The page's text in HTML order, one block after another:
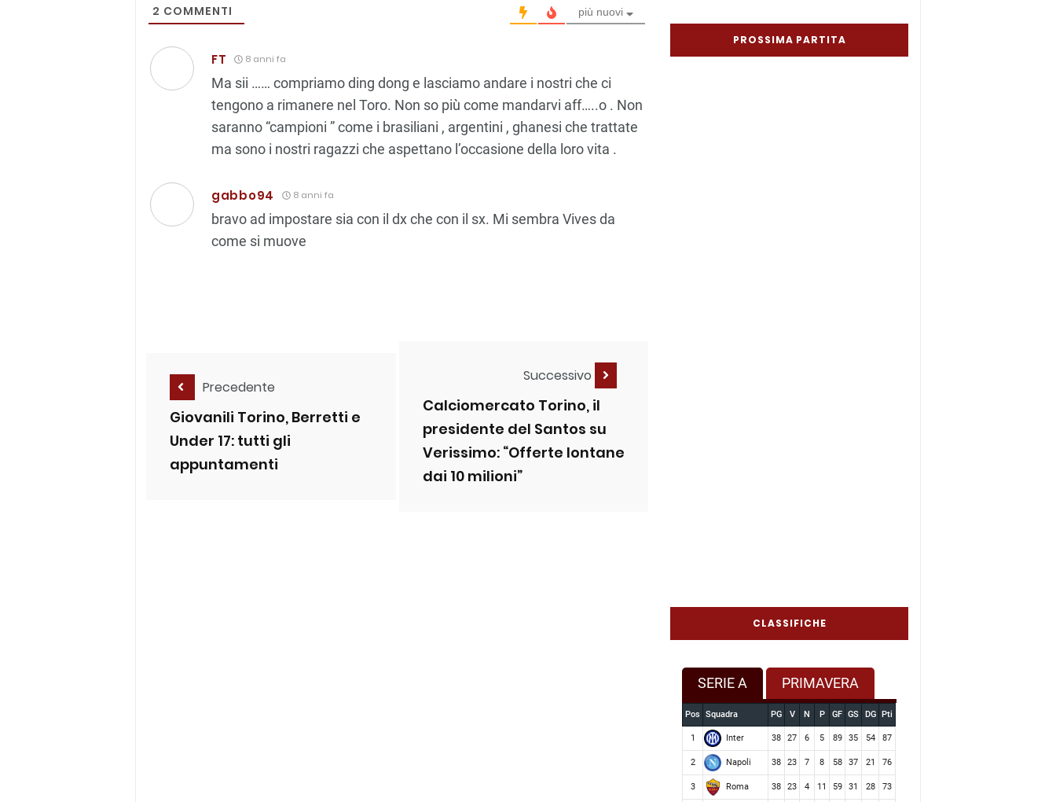
2 COMMENTI più nuovi
FT 8 anni fa
Ma sii …… compriamo ding dong e lasciamo andare i nostri che ci
tengono a rimanere nel Toro. Non so più come mandarvi aff…..o . Non
saranno “campioni ” come i brasiliani , argentini , ghanesi che trattate
ma sono i nostri ragazzi che aspettano l’occasione della loro vita .
gabbo94 8 anni fa
bravo ad impostare sia con il dx che con il sx. Mi sembra Vives da
come si muove
Precedente
Giovanili Torino, Berretti e
Under 17: tutti gli
appuntamenti
Successivo
Calciomercato Torino, il
presidente del Santos su
Verissimo: “Offerte lontane
dai 10 milioni”
PROSSIMA PARTITA
CLASSIFICHE
SERIE A PRIMAVERA
Pos Squadra PG V N P GF GS DG Pti
1 Inter 38 27 6 5 89 35 54 87
2 Napoli 38 23 7 8 58 37 21 76
3 Roma 38 23 4 11 59 31 28 73